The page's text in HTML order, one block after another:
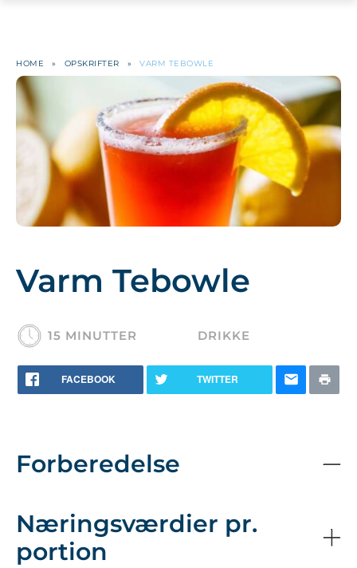
HOME » OPSKRIFTER » VARM TEBOWLE
Varm Tebowle
15 MINUTTER DRIKKE
FACEBOOK TWITTER
Forberedelse
Næringsværdier pr.
portion